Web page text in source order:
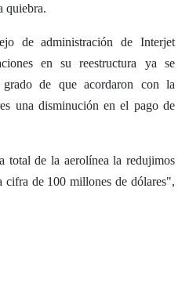
quiebra.
de administración de Interjet
en su reestructura ya se
grado de que acordaron con la
una disminución en el pago de
total de la aerolínea la redujimos
cifra de 100 millones de dólares",